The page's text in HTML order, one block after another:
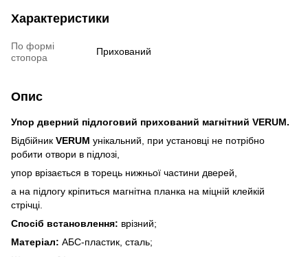
Характеристики
По формі
стопора
Прихований
Опис
Упор дверний підлоговий прихований магнітний VERUM.
Відбійник VERUM унікальний, при установці не потрібно
робити отвори в підлозі,
упор врізається в торець нижньої частини дверей,
а на підлогу кріпиться магнітна планка на міцній клейкій
стрічці.
Спосіб встановлення: врізний;
Матеріал: АБС-пластик, сталь;